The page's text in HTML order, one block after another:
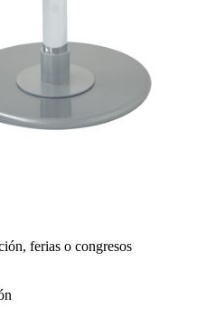
ferias o congresos